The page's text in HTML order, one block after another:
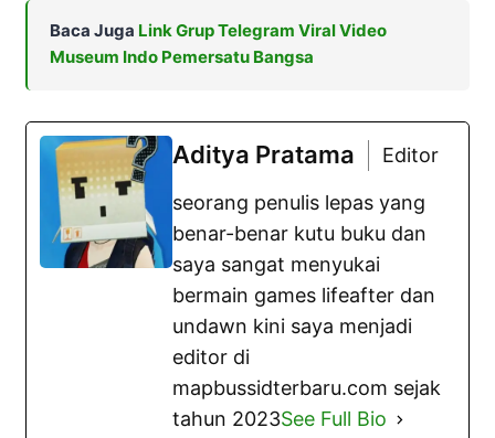
Baca Juga Link Grup Telegram Viral Video
Museum Indo Pemersatu Bangsa
Aditya Pratama Editor
seorang penulis lepas yang
benar-benar kutu buku dan
saya sangat menyukai
bermain games lifeafter dan
undawn kini saya menjadi
editor di
mapbussidterbaru.com sejak
tahun 2023See Full Bio